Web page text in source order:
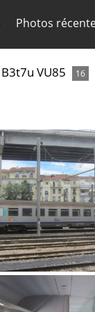
Photos
B3t7u VU85 16